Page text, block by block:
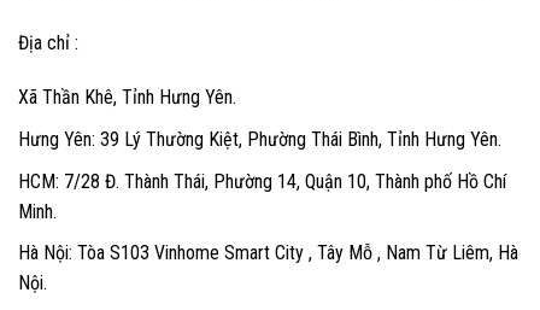
Địa chỉ :
Xã Thần Khê, Tỉnh Hưng Yên.
Hưng Yên: 39 Lý Thường Kiệt, Phường Thái Bình, Tỉnh Hưng Yên.
HCM: 7/28 Đ. Thành Thái, Phường 14, Quận 10, Thành phố Hồ Chí
Minh.
Hà Nội: Tòa S103 Vinhome Smart City , Tây Mỗ , Nam Từ Liêm, Hà
Nội.